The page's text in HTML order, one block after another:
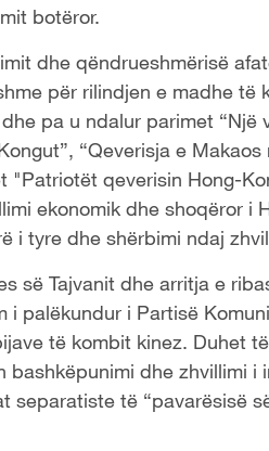
botëror.
dhe qëndrueshmërisë
për rilindjen e madhe
pa u ndalur parimet “Një
“Qeverisja e
"Patriotët qeverisin Hong-
ekonomik dhe shoqëror
i tyre dhe shërbimi ndaj
së Tajvanit dhe arritja e
i palëkundur i Partisë
të kombit kinez. Duhet
bashkëpunimi dhe zhvillimi
separatiste të “pavarësisë